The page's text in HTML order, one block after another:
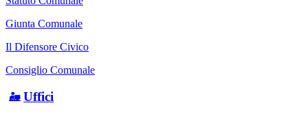
Giunta Comunale
Il Difensore Civico
Consiglio Comunale
Uffici